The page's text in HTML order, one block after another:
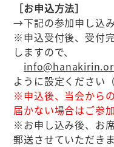
［お申込方法］
→下記の参加申し込
※申込受付後、受付
しますので、
ように設定ください
※申込後、当会から
届かない場合はご参
※お申し込み後、お
郵送させていただきま